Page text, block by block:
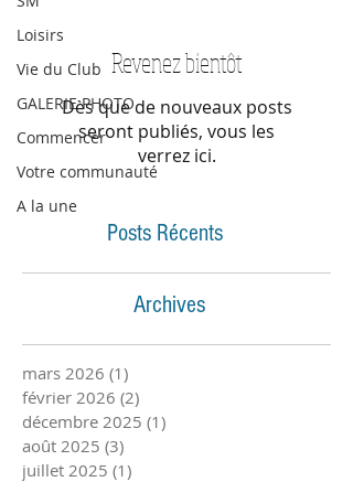
Loisirs
Vie du Club
GALERIE PHOTO
Commencer
Votre communauté
A la une
Revenez bientôt
Dès que de nouveaux posts
seront publiés, vous les
verrez ici.
Posts Récents
Archives
mars 2026 (1)
février 2026 (2)
décembre 2025 (1)
août 2025 (3)
juillet 2025 (1)